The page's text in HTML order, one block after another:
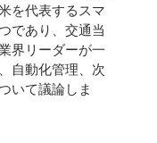
を代表するスマ
であり、交通当
界リーダーが一
自動化管理、次
いて議論しま